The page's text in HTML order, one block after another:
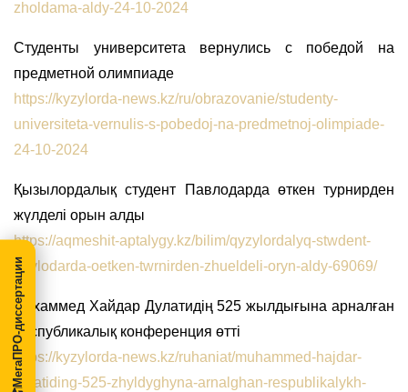
zholdama-aldy-24-10-2024
Студенты университета вернулись с победой на
предметной олимпиаде
https://kyzylorda-news.kz/ru/obrazovanie/studenty-
universiteta-vernulis-s-pobedoj-na-predmetnoj-olimpiade-
24-10-2024
Қызылордалық студент Павлодарда өткен турнирден
жүлделі орын алды
https://aqmeshit-aptalygy.kz/bilim/qyzylordalyq-stwdent-
pavlodarda-oetken-twrnirden-zhueldeli-oryn-aldy-69069/
Мұхаммед Хайдар Дулатидің 525 жылдығына арналған
республикалық конференция өтті
https://kyzylorda-news.kz/ruhaniat/muhammed-hajdar-
dulatiding-525-zhyldyghyna-arnalghan-respublikalykh-
МегаПРО-диссертации